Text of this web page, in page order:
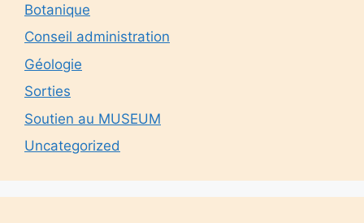
Botanique
Conseil administration
Géologie
Sorties
Soutien au MUSEUM
Uncategorized